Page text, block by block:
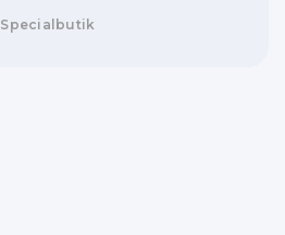
Specialbutik